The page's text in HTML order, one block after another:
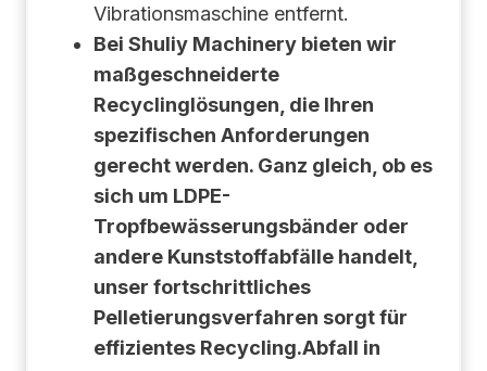
Vibrationsmaschine entfernt.
Bei Shuliy Machinery bieten wir
maßgeschneiderte
Recyclinglösungen, die Ihren
spezifischen Anforderungen
gerecht werden. Ganz gleich, ob es
sich um LDPE-
Tropfbewässerungsbänder oder
andere Kunststoffabfälle handelt,
unser fortschrittliches
Pelletierungsverfahren sorgt für
effizientes Recycling.Abfall in